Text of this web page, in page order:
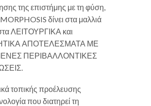
της επιστήμης με τη φύση,
δίνει στα μαλλιά
ΛΕΙΤΟΥΡΓΙΚΑ και
ΑΠΟΤΕΛΕΣΜΑΤΑ ΜΕ
ΠΕΡΙΒΑΛΛΟΝΤΙΚΕΣ
τοπικής προέλευσης
που διατηρεί τη